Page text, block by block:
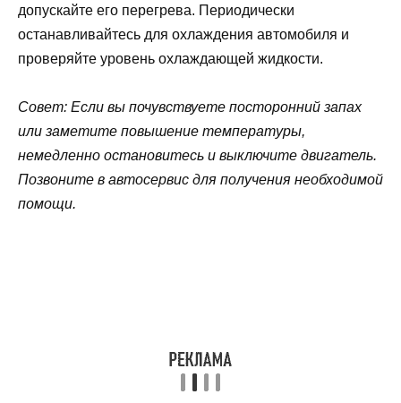
допускайте его перегрева. Периодически
останавливайтесь для охлаждения автомобиля и
проверяйте уровень охлаждающей жидкости.
Совет: Если вы почувствуете посторонний запах
или заметите повышение температуры,
немедленно остановитесь и выключите двигатель.
Позвоните в автосервис для получения необходимой
помощи.